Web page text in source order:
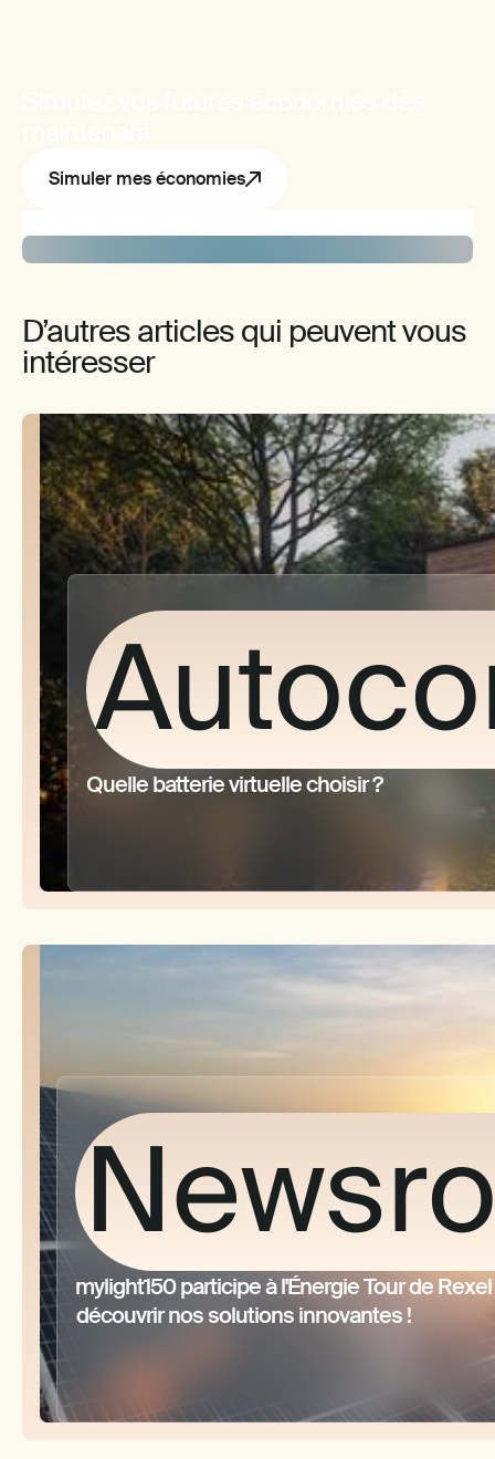
Ce
Que
Simuler mes économies
D’autres articles qui peuvent vous
intéresser
Quelle batterie virtuelle choisir ?
mylight150 participe à l'Énergie Tour de
découvrir nos solutions innovantes !